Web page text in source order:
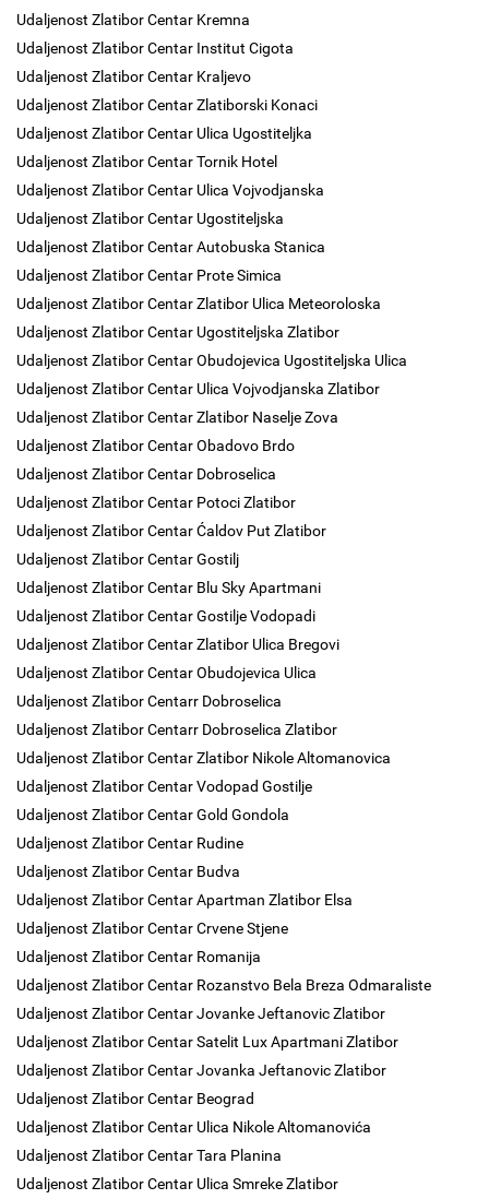
Udaljenost Zlatibor Centar Kremna
Udaljenost Zlatibor Centar Institut Cigota
Udaljenost Zlatibor Centar Kraljevo
Udaljenost Zlatibor Centar Zlatiborski Konaci
Udaljenost Zlatibor Centar Ulica Ugostiteljka
Udaljenost Zlatibor Centar Tornik Hotel
Udaljenost Zlatibor Centar Ulica Vojvodjanska
Udaljenost Zlatibor Centar Ugostiteljska
Udaljenost Zlatibor Centar Autobuska Stanica
Udaljenost Zlatibor Centar Prote Simica
Udaljenost Zlatibor Centar Zlatibor Ulica Meteoroloska
Udaljenost Zlatibor Centar Ugostiteljska Zlatibor
Udaljenost Zlatibor Centar Obudojevica Ugostiteljska Ulica
Udaljenost Zlatibor Centar Ulica Vojvodjanska Zlatibor
Udaljenost Zlatibor Centar Zlatibor Naselje Zova
Udaljenost Zlatibor Centar Obadovo Brdo
Udaljenost Zlatibor Centar Dobroselica
Udaljenost Zlatibor Centar Potoci Zlatibor
Udaljenost Zlatibor Centar Ćaldov Put Zlatibor
Udaljenost Zlatibor Centar Gostilj
Udaljenost Zlatibor Centar Blu Sky Apartmani
Udaljenost Zlatibor Centar Gostilje Vodopadi
Udaljenost Zlatibor Centar Zlatibor Ulica Bregovi
Udaljenost Zlatibor Centar Obudojevica Ulica
Udaljenost Zlatibor Centarr Dobroselica
Udaljenost Zlatibor Centarr Dobroselica Zlatibor
Udaljenost Zlatibor Centar Zlatibor Nikole Altomanovica
Udaljenost Zlatibor Centar Vodopad Gostilje
Udaljenost Zlatibor Centar Gold Gondola
Udaljenost Zlatibor Centar Rudine
Udaljenost Zlatibor Centar Budva
Udaljenost Zlatibor Centar Apartman Zlatibor Elsa
Udaljenost Zlatibor Centar Crvene Stjene
Udaljenost Zlatibor Centar Romanija
Udaljenost Zlatibor Centar Rozanstvo Bela Breza Odmaraliste
Udaljenost Zlatibor Centar Jovanke Jeftanovic Zlatibor
Udaljenost Zlatibor Centar Satelit Lux Apartmani Zlatibor
Udaljenost Zlatibor Centar Jovanka Jeftanovic Zlatibor
Udaljenost Zlatibor Centar Beograd
Udaljenost Zlatibor Centar Ulica Nikole Altomanovića
Udaljenost Zlatibor Centar Tara Planina
Udaljenost Zlatibor Centar Ulica Smreke Zlatibor